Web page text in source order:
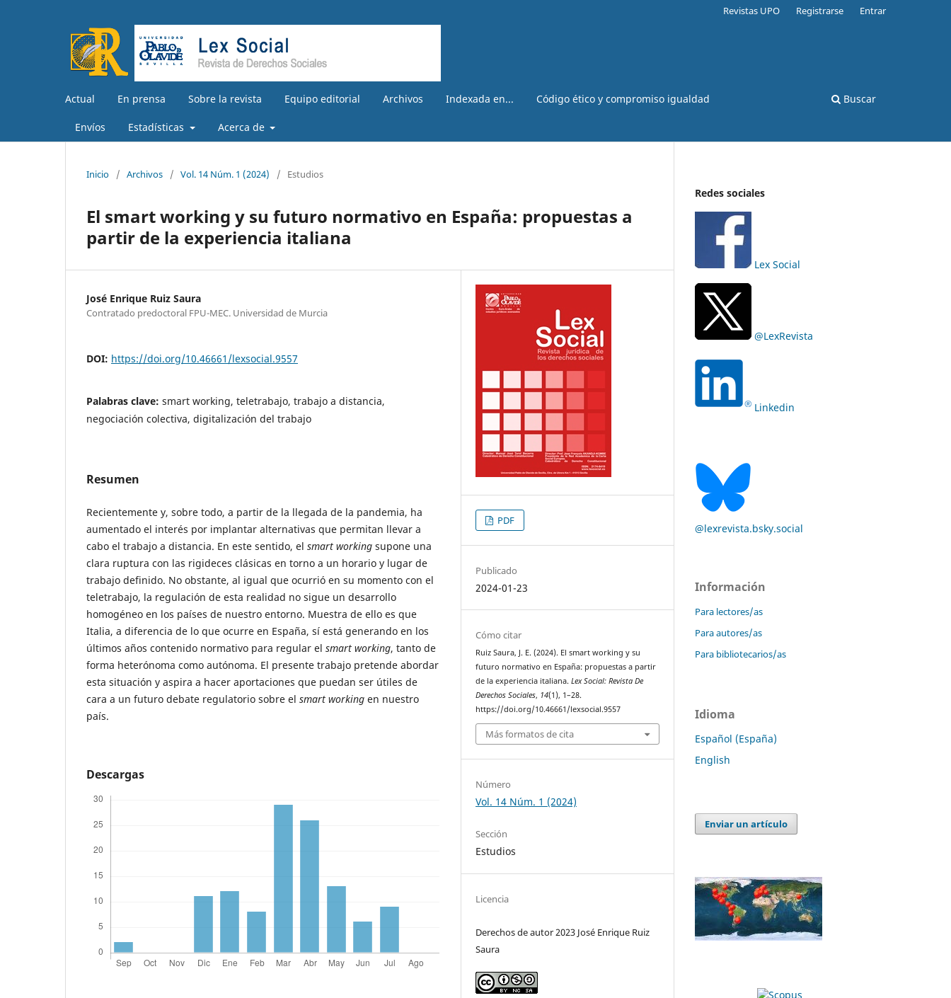
Actual En prensa Sobre la revista Equipo editorial Archivos Indexada en... Código ético y compromiso igualdad
Envíos Estadísticas Acerca de
Buscar
Revistas UPO Registrarse Entrar
Inicio / Archivos / Vol. 14 Núm. 1 (2024) / Estudios
El smart working y su futuro normativo en España: propuestas a
partir de la experiencia italiana
José Enrique Ruiz Saura
Contratado predoctoral FPU-MEC. Universidad de Murcia
DOI: https://doi.org/10.46661/lexsocial.9557
Palabras clave: smart working, teletrabajo, trabajo a distancia,
negociación colectiva, digitalización del trabajo
Resumen
Recientemente y, sobre todo, a partir de la llegada de la pandemia, ha
aumentado el interés por implantar alternativas que permitan llevar a
cabo el trabajo a distancia. En este sentido, el smart working supone una
clara ruptura con las rigideces clásicas en torno a un horario y lugar de
trabajo definido. No obstante, al igual que ocurrió en su momento con el
teletrabajo, la regulación de esta realidad no sigue un desarrollo
homogéneo en los países de nuestro entorno. Muestra de ello es que
Italia, a diferencia de lo que ocurre en España, sí está generando en los
últimos años contenido normativo para regular el smart working, tanto de
forma heterónoma como autónoma. El presente trabajo pretende abordar
esta situación y aspira a hacer aportaciones que puedan ser útiles de
cara a un futuro debate regulatorio sobre el smart working en nuestro
país.
Descargas
PDF
Publicado
2024-01-23
Cómo citar
Ruiz Saura, J. E. (2024). El smart working y su
futuro normativo en España: propuestas a partir
de la experiencia italiana.Lex Social: Revista De
Derechos Sociales, 14(1), 1–28.
https://doi.org/10.46661/lexsocial.9557
Más formatos de cita
Número
Vol. 14 Núm. 1 (2024)
Sección
Estudios
Licencia
Derechos de autor 2023 José Enrique Ruiz
Saura
Redes sociales
Lex Social
@LexRevista
Linkedin
@lexrevista.bsky.social
Información
Para lectores/as
Para autores/as
Para bibliotecarios/as
Idioma
Español (España)
English
Enviar un artículo